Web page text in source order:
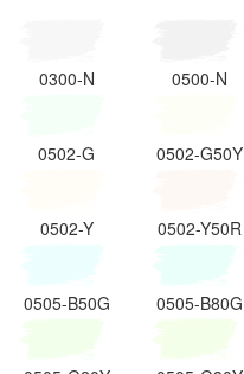
0300-N 0500-N
0502-G 0502-G50Y
0502-Y 0502-Y50R
0505-B50G 0505-B80G